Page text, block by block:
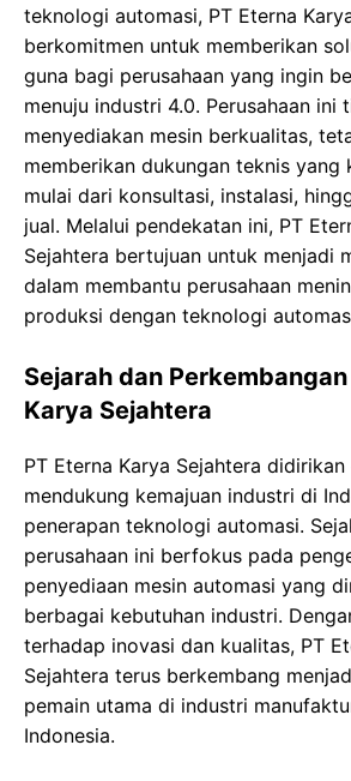
teknologi automasi, PT Eterna
berkomitmen untuk memberikan
guna bagi perusahaan yang ingin
menuju industri 4.0. Perusahaan ini
menyediakan mesin berkualitas,
memberikan dukungan teknis yang
mulai dari konsultasi, instalasi,
jual. Melalui pendekatan ini, PT
Sejahtera bertujuan untuk menjadi
dalam membantu perusahaan
produksi dengan teknologi
Sejarah dan
Karya Sejahtera
PT Eterna Karya Sejahtera
mendukung kemajuan industri di
penerapan teknologi automasi.
perusahaan ini berfokus pada
penyediaan mesin automasi yang
berbagai kebutuhan industri.
terhadap inovasi dan kualitas, PT
Sejahtera terus berkembang
pemain utama di industri
Indonesia.